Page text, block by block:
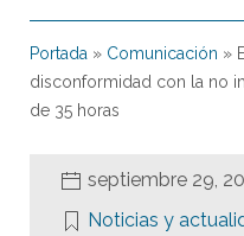
Portada » Comunicación »
disconformidad con la no
de 35 horas
septiembre 29,
Noticias y